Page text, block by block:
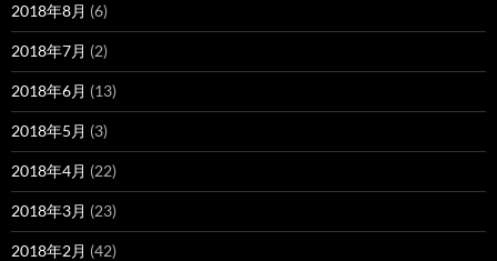
2018年8月 (6)
2018年7月 (2)
2018年6月 (13)
2018年5月 (3)
2018年4月 (22)
2018年3月 (23)
2018年2月 (42)